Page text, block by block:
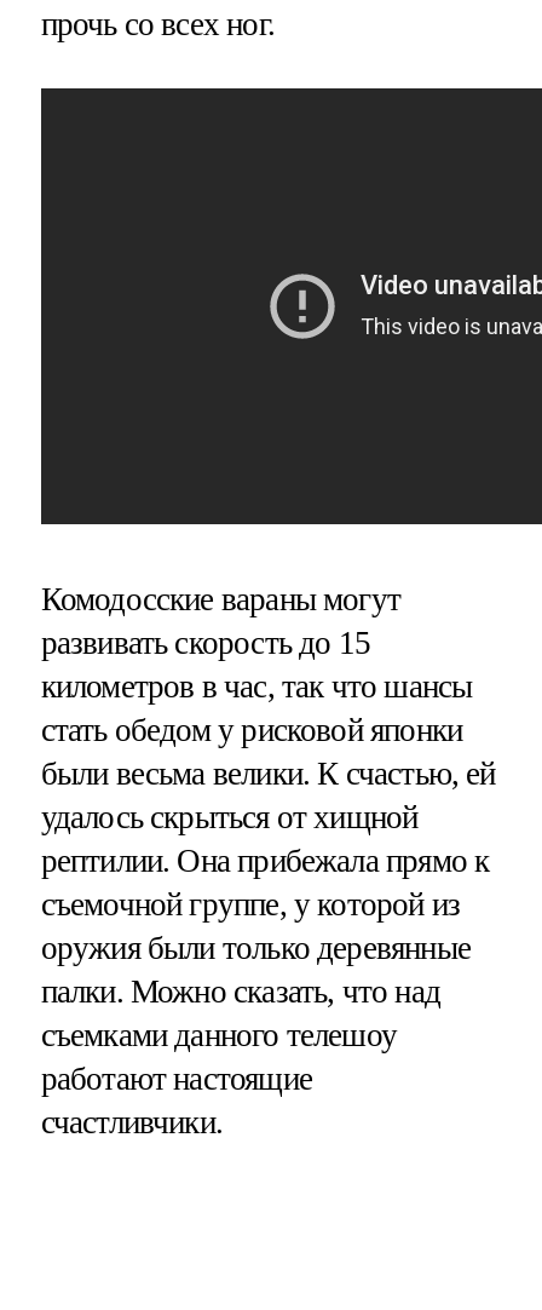
прочь со всех ног.
Комодосские вараны могут
развивать скорость до 15
километров в час, так что шансы
стать обедом у рисковой японки
были весьма велики. К счастью, ей
удалось скрыться от хищной
рептилии. Она прибежала прямо к
съемочной группе, у которой из
оружия были только деревянные
палки. Можно сказать, что над
съемками данного телешоу
работают настоящие
счастливчики.